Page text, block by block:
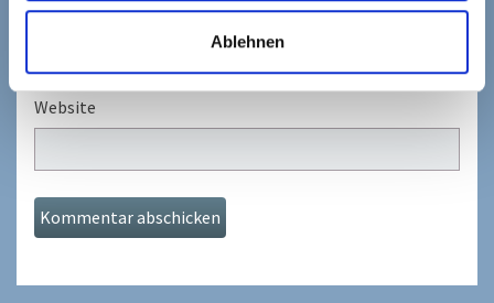
Ablehnen
Website